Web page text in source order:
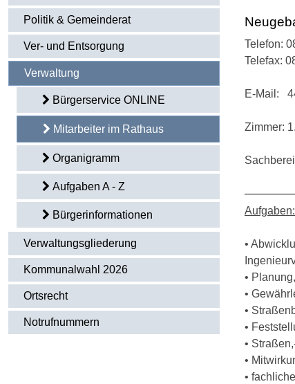
Politik & Gemeinderat
Ver- und Entsorgung
Verwaltung
Bürgerservice ONLINE
Mitarbeiter im Rathaus
Organigramm
Aufgaben A - Z
Bürgerinformationen
Verwaltungsgliederung
Kommunalwahl 2026
Ortsrecht
Notrufnummern
Telefon:
Telefax:
E-Mail:
Zimmer:
Aufgaben:
•
•
•
•
•
•
•
•